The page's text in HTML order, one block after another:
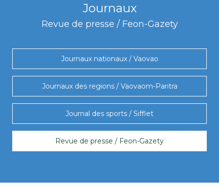
Journaux
Revue de presse / Feon-Gazety
Journaux nationaux / Vaovao
Journaux des regions / Vaovaom-Paritra
Journal des sports / Sifflet
Revue de presse / Feon-Gazety